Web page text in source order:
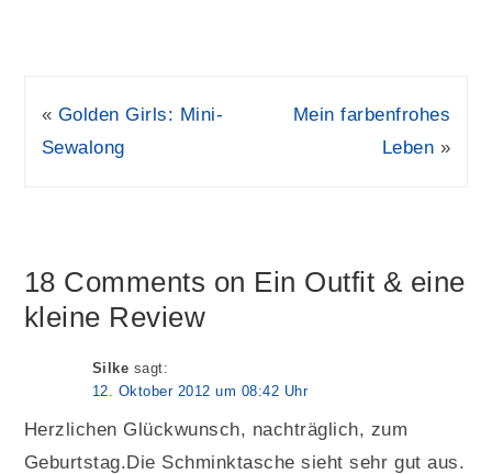
« Golden Girls: Mini-
Sewalong
Mein farbenfrohes
Leben »
18 Comments on Ein Outfit & eine
kleine Review
Silke sagt:
12. Oktober 2012 um 08:42 Uhr
Herzlichen Glückwunsch, nachträglich, zum
Geburtstag.Die Schminktasche sieht sehr gut aus.